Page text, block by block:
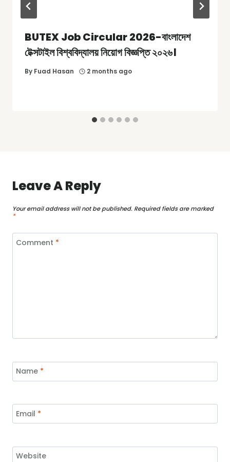
BUTEX Job Circular 2026-বাংলাদেশ
টেক্সটাইল বিশ্ববিদ্যালয় নিয়োগ বিজ্ঞপ্তি ২০২৬।
By Fuad Hasan 2 months ago
Leave A Reply
Your email address will not be published. Required fields are marked
*
Comment *
Name *
Email *
Website